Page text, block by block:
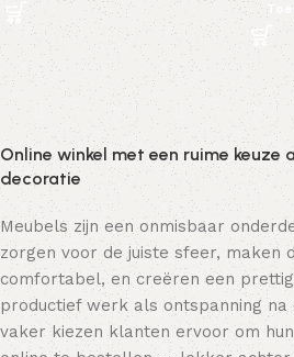
Online winkel met een ruime keuze
decoratie
Meubels zijn een onmisbaar
zorgen voor de juiste sfeer, maken
comfortabel, en creëren een
productief werk als ontspanning na
vaker kiezen klanten ervoor om